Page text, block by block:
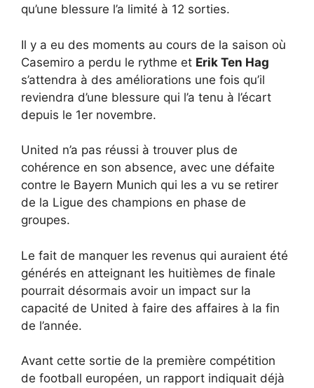
qu’une blessure l’a limité à 12 sorties.
Il y a eu des moments au cours de la saison où
Casemiro a perdu le rythme et Erik Ten Hag
s’attendra à des améliorations une fois qu’il
reviendra d’une blessure qui l’a tenu à l’écart
depuis le 1er novembre.
United n’a pas réussi à trouver plus de
cohérence en son absence, avec une défaite
contre le Bayern Munich qui les a vu se retirer
de la Ligue des champions en phase de
groupes.
Le fait de manquer les revenus qui auraient été
générés en atteignant les huitièmes de finale
pourrait désormais avoir un impact sur la
capacité de United à faire des affaires à la fin
de l’année.
Avant cette sortie de la première compétition
de football européen, un rapport indiquait déjà